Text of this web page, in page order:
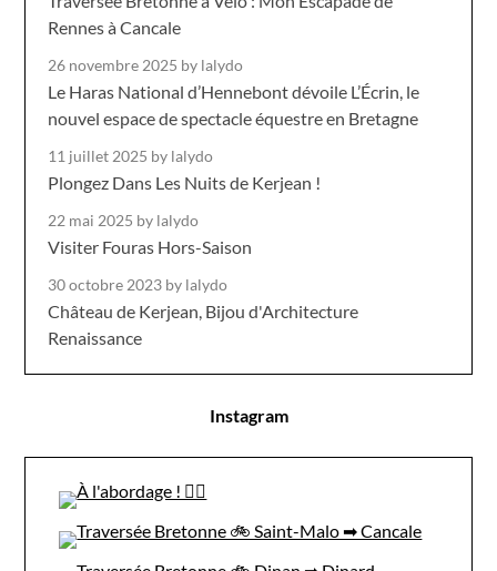
Rennes à Cancale
26 novembre 2025 by lalydo
Le Haras National d’Hennebont dévoile L’Écrin, le
nouvel espace de spectacle équestre en Bretagne
11 juillet 2025 by lalydo
Plongez Dans Les Nuits de Kerjean !
22 mai 2025 by lalydo
Visiter Fouras Hors-Saison
30 octobre 2023 by lalydo
Château de Kerjean, Bijou d'Architecture
Renaissance
Instagram